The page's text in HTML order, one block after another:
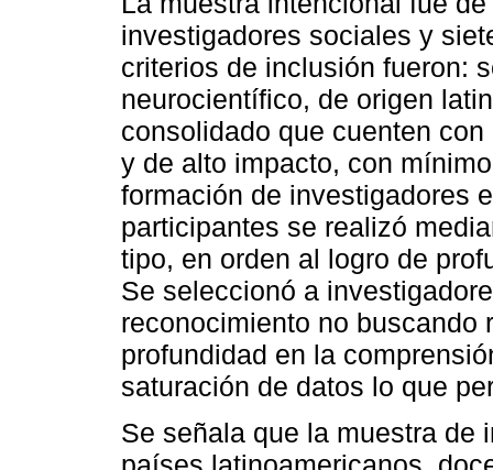
investigadores sociales y
criterios de inclusión fueron:
neurocientífico, de origen
consolidado que cuenten
y de alto impacto, con
formación de investigadores
participantes se realizó
tipo, en orden al logro de
Se seleccionó a
reconocimiento no
profundidad en la
saturación de datos lo que
Se señala que la muestra de